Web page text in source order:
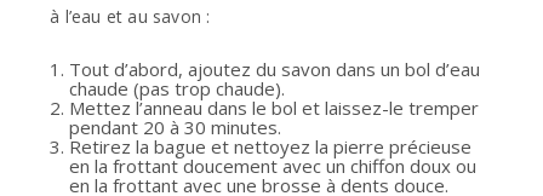
à l’eau et au savon :
Tout d’abord, ajoutez du savon dans un bol d’eau
chaude (pas trop chaude).
Mettez l’anneau dans le bol et laissez-le tremper
pendant 20 à 30 minutes.
Retirez la bague et nettoyez la pierre précieuse
en la frottant doucement avec un chiffon doux ou
en la frottant avec une brosse à dents douce.